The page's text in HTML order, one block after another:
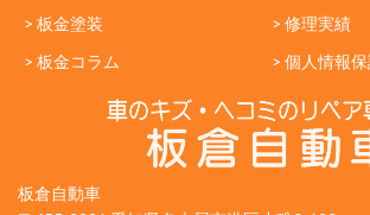
> 板金塗装
> 修理実績
> 板金コラム
> 個人情報
板倉自動車